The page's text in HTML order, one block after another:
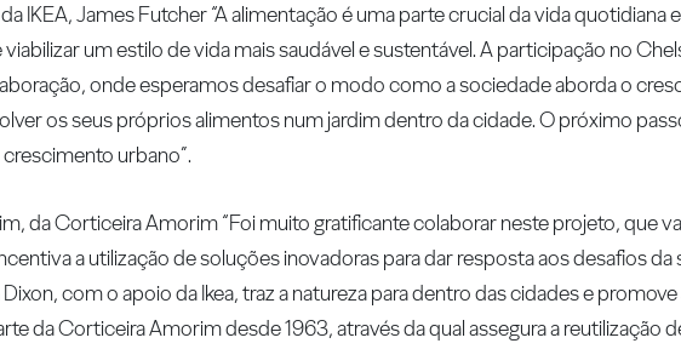
IKEA, James Futcher “A alimentação é uma parte crucial da vida quotidiana
viabilizar um estilo de vida mais saudável e sustentável. A participação no
onde esperamos desafiar o modo como a sociedade aborda o
os seus próprios alimentos num jardim dentro da cidade. O próximo
urbano”.
da Corticeira Amorim “Foi muito gratificante colaborar neste projeto, que
a utilização de soluções inovadoras para dar resposta aos desafios
com o apoio da Ikea, traz a natureza para dentro das cidades e
da Corticeira Amorim desde 1963, através da qual assegura a reutilização